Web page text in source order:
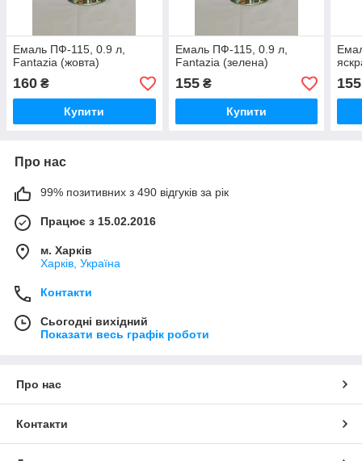
Емаль ПФ-115, 0.9 л,
Fantazia (жовта)
160 ₴
Купити
Емаль ПФ-115, 0.9 л,
Fantazia (зелена)
155₴
Купити
155
Про нас
99% позитивних з 490 відгуків за рік
Працює з 15.02.2016
м. Харків
Харків, Україна
Контакти
Сьогодні вихідний
Показати весь графік роботи
Про нас
Контакти